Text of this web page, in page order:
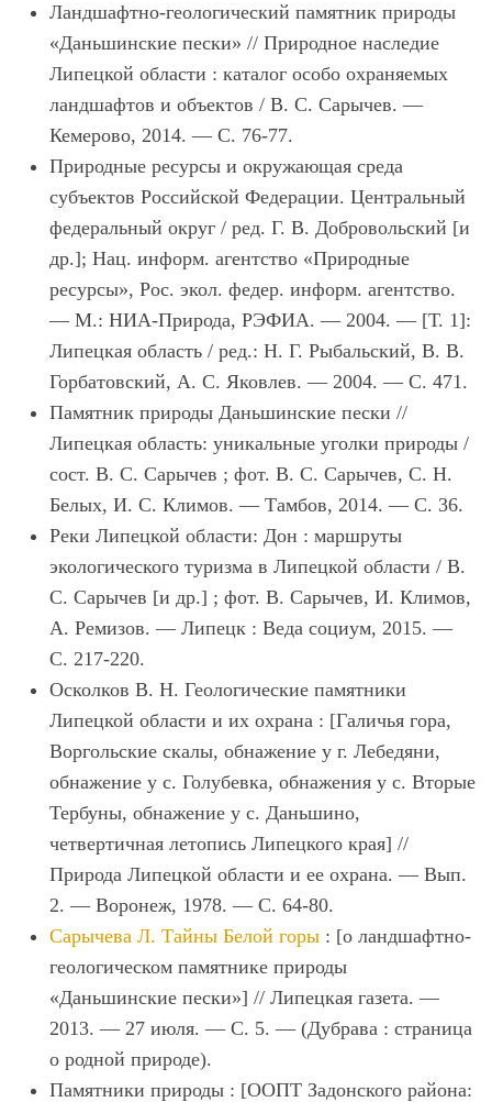
Ландшафтно-геологический памятник природы
«Даньшинские пески» // Природное наследие
Липецкой области : каталог особо охраняемых
ландшафтов и объектов / В. С. Сарычев. —
Кемерово, 2014. — С. 76-77.
Природные ресурсы и окружающая среда
субъектов Российской Федерации. Центральный
федеральный округ / ред. Г. В. Добровольский [и
др.]; Нац. информ. агентство «Природные
ресурсы», Рос. экол. федер. информ. агентство.
— М.: НИА-Природа, РЭФИА. — 2004. — [Т. 1]:
Липецкая область / ред.: Н. Г. Рыбальский, В. В.
Горбатовский, А. С. Яковлев. — 2004. — С. 471.
Памятник природы Даньшинские пески //
Липецкая область: уникальные уголки природы /
сост. В. С. Сарычев ; фот. В. С. Сарычев, С. Н.
Белых, И. С. Климов. — Тамбов, 2014. — С. 36.
Реки Липецкой области: Дон : маршруты
экологического туризма в Липецкой области / В.
С. Сарычев [и др.] ; фот. В. Сарычев, И. Климов,
А. Ремизов. — Липецк : Веда социум, 2015. —
С. 217-220.
Осколков В. Н. Геологические памятники
Липецкой области и их охрана : [Галичья гора,
Воргольские скалы, обнажение у г. Лебедяни,
обнажение у с. Голубевка, обнажения у с. Вторые
Тербуны, обнажение у с. Даньшино,
четвертичная летопись Липецкого края] //
Природа Липецкой области и ее охрана. — Вып.
2. — Воронеж, 1978. — С. 64-80.
Сарычева Л. Тайны Белой горы : [о ландшафтно-
геологическом памятнике природы
«Даньшинские пески»] // Липецкая газета. —
2013. — 27 июля. — С. 5. — (Дубрава : страница
о родной природе).
Памятники природы : [ООПТ Задонского района: